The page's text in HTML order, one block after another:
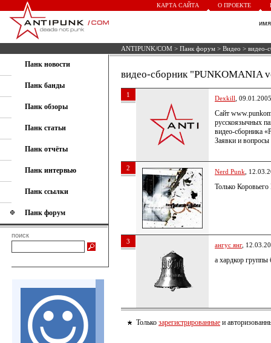
КАРТА САЙТА О ПРОЕКТЕ
ANTIPUNK/COM > Панк форум > Видео > видео-
Панк новости
Панк банды
Панк обзоры
Панк статьи
Панк отчёты
Панк интервью
Панк ссылки
Панк форум
поиск
видео-сборник "PUNKOMANIA
1 Dexkill ,
Сайт
русскоязычных
видео-сборника
Заявки и вопросы
2 Nerd Punk ,
Только
3 ангус янг,
а хардкор группы
Только зарегистрированные и